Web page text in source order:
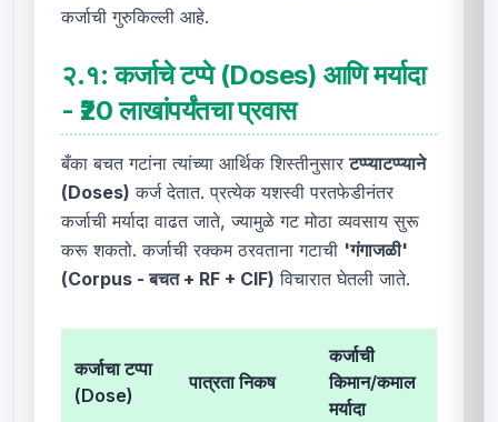
कर्जाची गुरुकिल्ली आहे.
२.१:कर्जाचे टप्पे (Doses) आणि मर्यादा
- ₹20 लाखांपर्यंतचा प्रवास
बँका बचत गटांना त्यांच्या आर्थिक शिस्तीनुसारटप्प्याटप्प्याने
(Doses) कर्ज देतात. प्रत्येक यशस्वी परतफेडीनंतर
कर्जाची मर्यादा वाढत जाते, ज्यामुळे गट मोठा व्यवसाय सुरू
करू शकतो. कर्जाची रक्कम ठरवताना गटाची 'गंगाजळी'
(Corpus - बचत + RF + CIF) विचारात घेतली जाते.
कर्जाचा टप्पा
(Dose)
पात्रता निकष
कर्जाची
किमान/कमाल
मर्यादा